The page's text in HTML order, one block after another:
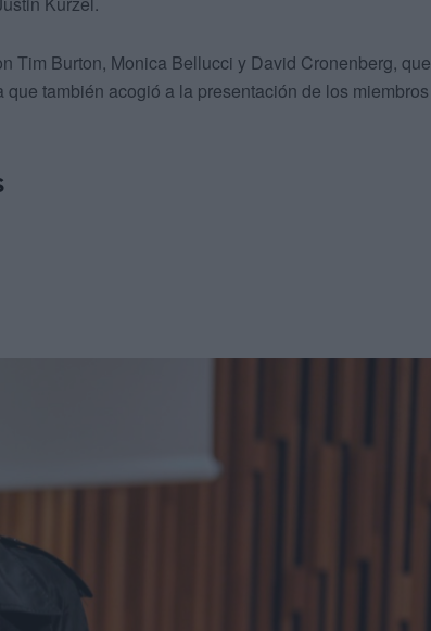
Tim Burton, Monica Bellucci y David Cronenberg, que
también acogió a la presentación de los miembros